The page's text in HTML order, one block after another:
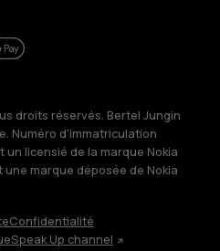
droits réservés. Bertel Jungin
Numéro d'immatriculation
un licensié de la marque Nokia
marque déposée de Nokia
Confidentialité
Speak Up channel